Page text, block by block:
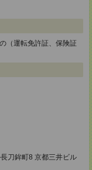
（運転免許証、保険証
刀鉾町8 京都三井ビル